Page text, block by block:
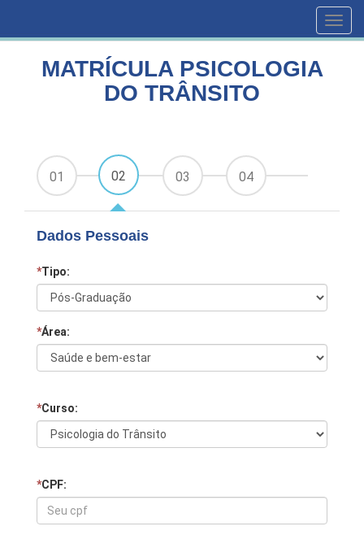
MATRÍCULA PSICOLOGIA DO TRÂNSITO
MATRÍCULA PSICOLOGIA
DO TRÂNSITO
01 02 03 04
Dados Pessoais
*Tipo:
*Área:
*Curso:
*CPF: